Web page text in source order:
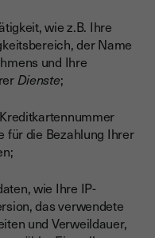
wie z.B. Ihre
der Name
und Ihre
Dienste;
für die Bezahlung Ihrer
wie Ihre IP-
das verwendete
und Verweildauer,